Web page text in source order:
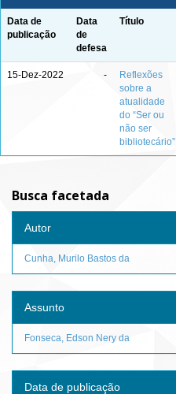
Data de
publicação
Data
de
defesa
Título
15-Dez-2022 -
Reflexões
sobre a
atualidade
do “Ser ou
não ser
bibliotecário”
Busca facetada
Autor
Cunha, Murilo Bastos da
Assunto
Fonseca, Edson Nery da
Data de publicação